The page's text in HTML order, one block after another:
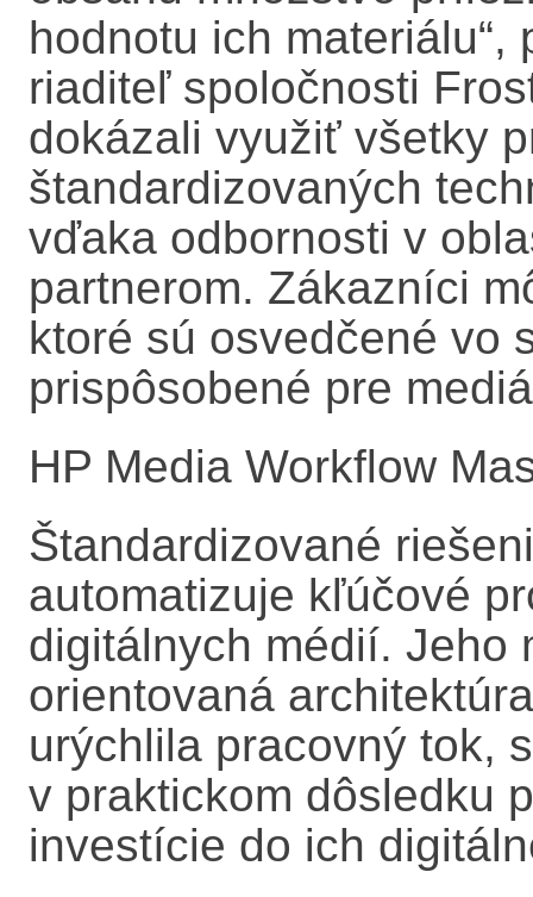
hodnotu ich materiálu“,
riaditeľ spoločnosti
dokázali využiť všetky
štandardizovaných
vďaka odbornosti v
partnerom. Zákazníci
ktoré sú osvedčené vo
prispôsobené pre
HP Media Workflow
Štandardizované
automatizuje kľúčové
digitálnych médií. Jeho
orientovaná
urýchlila pracovný tok,
v praktickom dôsledku
investície do ich